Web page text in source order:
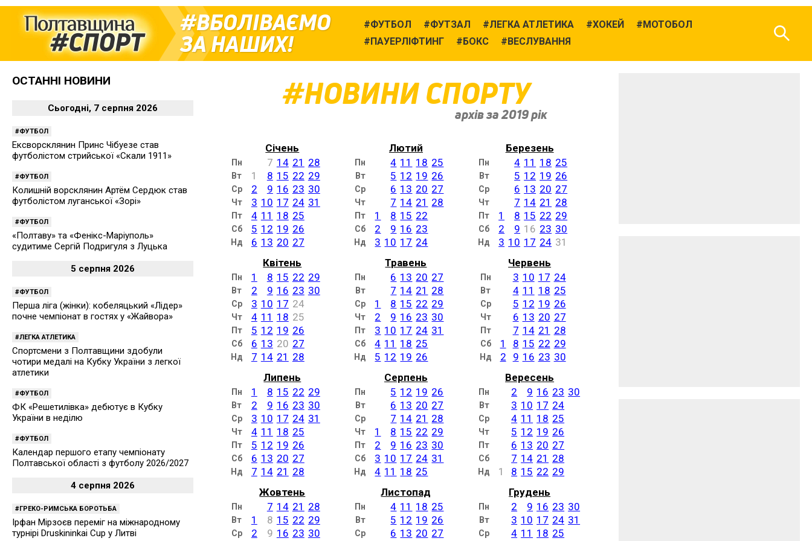
ВБОЛІВАЄМО
ЗА НАШИХ!
ФУТБОЛ ФУТЗАЛ ЛЕГКА АТЛЕТИКА ХОКЕЙ
МОТОБОЛ
ПАУЕРЛІФТИНГ
БОКС ВЕСЛУВАННЯ
НОВИНИ СПОРТУ
архів за 2019 рік
Січень
Пн 7 14 21 28
Вт 1 8 15 22 29
Ср 2 9 16 23 30
Чт 3 10 17 24 31
Пт 4 11 18 25
Сб 5 12 19 26
Нд 6 13 20 27
Лютий
Пн 4 11 18 25
Вт 5 12 19 26
Ср 6 13 20 27
Чт 7 14 21 28
Пт 1 8 15 22
Сб 2 9 16 23
Нд 3 10 17 24
Березень
Пн 4 11 18 25
Вт 5 12 19 26
Ср 6 13 20 27
Чт 7 14 21 28
Пт 1 8 15 22 29
Сб 2 9 16 23 30
Нд 3 10 17 24 31
Квітень
Пн 1 8 15 22 29
Вт 2 9 16 23 30
Ср 3 10 17 24
Чт 4 11 18 25
Пт 5 12 19 26
Сб 6 13 20 27
Нд 7 14 21 28
Травень
Пн 6 13 20 27
Вт 7 14 21 28
Ср 1 8 15 22 29
Чт 2 9 16 23 30
Пт 3 10 17 24 31
Сб 4 11 18 25
Нд 5 12 19 26
Червень
Пн 3 10 17 24
Вт 4 11 18 25
Ср 5 12 19 26
Чт 6 13 20 27
Пт 7 14 21 28
Сб 1 8 15 22 29
Нд 2 9 16 23 30
Липень
Пн 1 8 15 22 29
Вт 2 9 16 23 30
Ср 3 10 17 24 31
Чт 4 11 18 25
Пт 5 12 19 26
Сб 6 13 20 27
Нд 7 14 21 28
Серпень
Пн 5 12 19 26
Вт 6 13 20 27
Ср 7 14 21 28
Чт 1 8 15 22 29
Пт 2 9 16 23 30
Сб 3 10 17 24 31
Нд 4 11 18 25
Вересень
Пн 2 9 16 23 30
Вт 3 10 17 24
Ср 4 11 18 25
Чт 5 12 19 26
Пт 6 13 20 27
Сб 7 14 21 28
Нд 1 8 15 22 29
Жовтень
Пн 7 14 21 28
Вт 1 8 15 22 29
Ср 2 9 16 23 30
Листопад
Пн 4 11 18 25
Вт 5 12 19 26
Ср 6 13 20 27
Грудень
Пн 2 9 16 23 30
Вт 3 10 17 24 31
Ср 4 11 18 25
ОСТАННІ НОВИНИ
Сьогодні, 7 серпня 2026
ФУТБОЛ
Ексворсклянин Принс Чібуезе став
футболістом стрийської «Скали 1911»
ФУТБОЛ
Колишній ворсклянин Артём Сердюк став
футболістом луганської «Зорі»
ФУТБОЛ
«Полтаву» та «Фенікс-Маріуполь»
судитиме Сергій Подригуля з Луцька
5 серпня 2026
ФУТБОЛ
Перша ліга (жінки): кобеляцький «Лідер»
почне чемпіонат в гостях у «Жайвора»
ЛЕГКА АТЛЕТИКА
Спортсмени з Полтавщини здобули
чотири медалі на Кубку України з легкої
атлетики
ФУТБОЛ
ФК «Решетилівка» дебютує в Кубку
України в неділю
ФУТБОЛ
Календар першого етапу чемпіонату
Полтавської області з футболу 2026/2027
4 серпня 2026
ГРЕКО-РИМСЬКА БОРОТЬБА
Ірфан Мірзоєв переміг на міжнародному
турнірі Druskininkai Cup у Литві